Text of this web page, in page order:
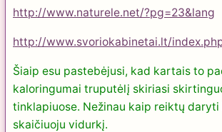
http://www.naturele.net/?pg=23&lang
http://www.svoriokabinetai.lt/
Šiaip esu pastebėjusi, kad kartais to
kaloringumai truputėlį skiriasi
tinklapiuose. Nežinau kaip reiktų
skaičiuoju vidurkį.